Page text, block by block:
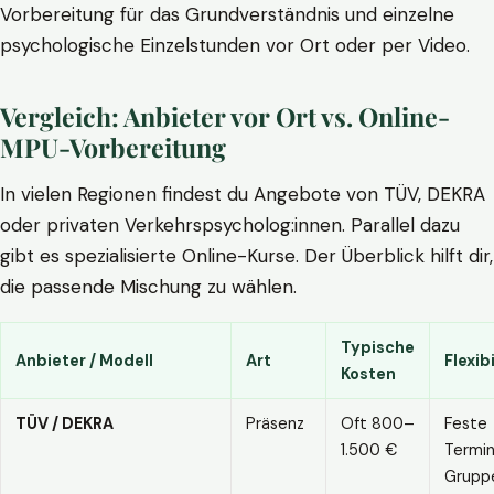
Vorbereitung für das Grundverständnis und einzelne
psychologische Einzelstunden vor Ort oder per Video.
Vergleich: Anbieter vor Ort vs. Online-
MPU-Vorbereitung
In vielen Regionen findest du Angebote von TÜV, DEKRA
oder privaten Verkehrspsycholog:innen. Parallel dazu
gibt es spezialisierte Online-Kurse. Der Überblick hilft dir,
die passende Mischung zu wählen.
Anbieter / Modell Art
Typische
Kosten
TÜV / DEKRA Präsenz
Oft 800–
1.500 €
Feste